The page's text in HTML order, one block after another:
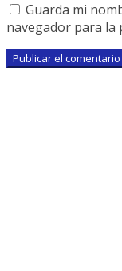
Guarda mi
navegador para la